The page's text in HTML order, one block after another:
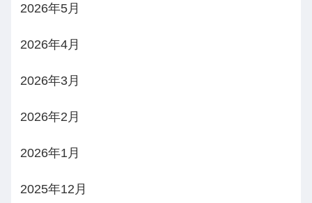
2026年5月
2026年4月
2026年3月
2026年2月
2026年1月
2025年12月